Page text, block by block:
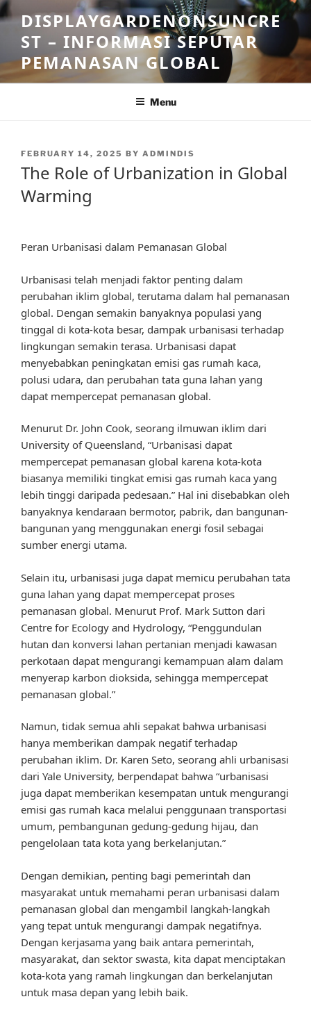
Skip
to
content
DISPLAYGARDENONSUNCRE
ST – INFORMASI SEPUTAR
PEMANASAN GLOBAL
Menu
POSTED
ON
FEBRUARY 14, 2025 BY ADMINDIS
The Role of Urbanization in Global
Warming
Peran Urbanisasi dalam Pemanasan Global
Urbanisasi telah menjadi faktor penting dalam
perubahan iklim global, terutama dalam hal pemanasan
global. Dengan semakin banyaknya populasi yang
tinggal di kota-kota besar, dampak urbanisasi terhadap
lingkungan semakin terasa. Urbanisasi dapat
menyebabkan peningkatan emisi gas rumah kaca,
polusi udara, dan perubahan tata guna lahan yang
dapat mempercepat pemanasan global.
Menurut Dr. John Cook, seorang ilmuwan iklim dari
University of Queensland, “Urbanisasi dapat
mempercepat pemanasan global karena kota-kota
biasanya memiliki tingkat emisi gas rumah kaca yang
lebih tinggi daripada pedesaan.” Hal ini disebabkan oleh
banyaknya kendaraan bermotor, pabrik, dan bangunan-
bangunan yang menggunakan energi fosil sebagai
sumber energi utama.
Selain itu, urbanisasi juga dapat memicu perubahan tata
guna lahan yang dapat mempercepat proses
pemanasan global. Menurut Prof. Mark Sutton dari
Centre for Ecology and Hydrology, “Penggundulan
hutan dan konversi lahan pertanian menjadi kawasan
perkotaan dapat mengurangi kemampuan alam dalam
menyerap karbon dioksida, sehingga mempercepat
pemanasan global.”
Namun, tidak semua ahli sepakat bahwa urbanisasi
hanya memberikan dampak negatif terhadap
perubahan iklim. Dr. Karen Seto, seorang ahli urbanisasi
dari Yale University, berpendapat bahwa “urbanisasi
juga dapat memberikan kesempatan untuk mengurangi
emisi gas rumah kaca melalui penggunaan transportasi
umum, pembangunan gedung-gedung hijau, dan
pengelolaan tata kota yang berkelanjutan.”
Dengan demikian, penting bagi pemerintah dan
masyarakat untuk memahami peran urbanisasi dalam
pemanasan global dan mengambil langkah-langkah
yang tepat untuk mengurangi dampak negatifnya.
Dengan kerjasama yang baik antara pemerintah,
masyarakat, dan sektor swasta, kita dapat menciptakan
kota-kota yang ramah lingkungan dan berkelanjutan
untuk masa depan yang lebih baik.